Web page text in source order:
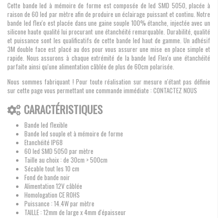
Cette bande led à mémoire de forme est composée de led SMD 5050, placée à
raison de 60 led par mètre afin de produire un éclairage puissant et continu. Notre
bande led flex'o est placée dans une gaine souple 100% étanche, injectée avec un
silicone haute qualité lui procurant une étanchéité remarquable. Durabilité, qualité
et puissance sont les qualificatifs de cette bande led haut de gamme. Un adhésif
3M double face est placé au dos pour vous assurer une mise en place simple et
rapide. Nous assurons à chaque extrémité de la bande led Flex'o une étanchéité
parfaite ainsi qu'une alimentation câblée de plus de 60cm polarisée.
Nous sommes fabriquant ! Pour toute réalisation sur mesure n'étant pas définie
sur cette page vous permettant une commande immédiate : CONTACTEZ NOUS
CARACTÉRISTIQUES
Bande led flexible
Bande led souple et à mémoire de forme
Etanchéité IP68
60 led SMD 5050 par mètre
Taille au choix : de 30cm > 500cm
Sécable tout les 10 cm
Fond de bande noir
Alimentation 12V câblée
Homologation CE ROHS
Puissance : 14.4W par mètre
TAILLE : 12mm de large x 4mm d'épaisseur